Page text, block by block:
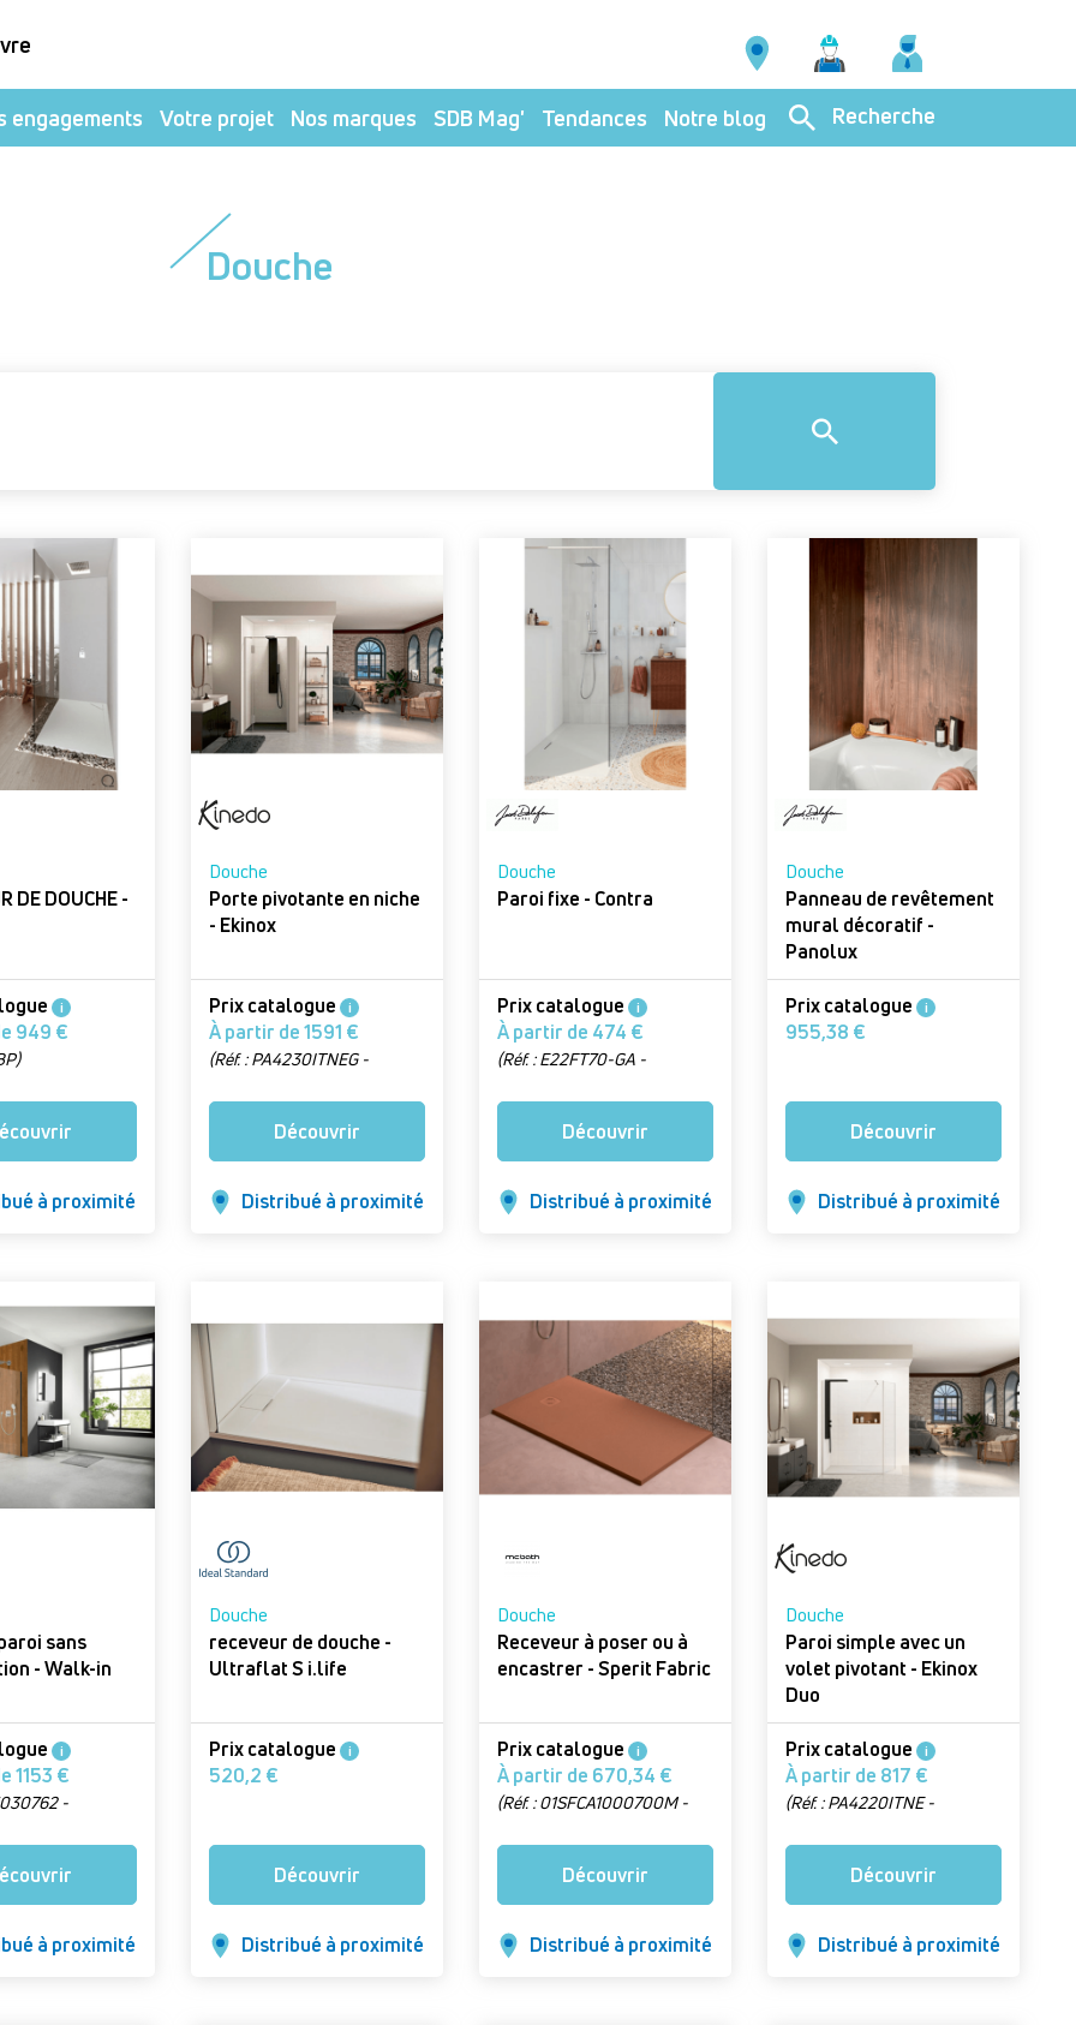
engagements Votre projet Nos marques SDB Mag' Tendances Notre blog Recherche
Douche
DE DOUCHE -
i
À partir de 949 €
à proximité
Douche
Porte pivotante en niche
- Ekinox
Prix catalogue i
À partir de 1591 €
(Réf. : PA4230ITNEG -
charnières à gauche)
Découvrir
Distribué à proximité
Douche
Paroi fixe - Contra
Prix catalogue i
À partir de 474 €
(Réf. : E22FT70-GA -
70 cm, chrome)
Découvrir
Distribué à proximité
Douche
Panneau de revêtement
mural décoratif -
Panolux
Prix catalogue i
955,38 €
Découvrir
Distribué à proximité
sans
in
i
À partir de 1153 €
-
à proximité
Douche
receveur de douche -
Ultraflat S i.life
Prix catalogue i
520,2 €
Découvrir
Distribué à proximité
Douche
Receveur à poser ou à
encastrer - Sperit Fabric
Prix catalogue i
À partir de 670,34 €
(Réf. : 01SFCA1000700M -
Découvrir
Distribué à proximité
Douche
Paroi simple avec un
volet pivotant - Ekinox
Duo
Prix catalogue i
À partir de 817 €
(Réf. : PA4220ITNE -
profilé inox brossé)
Découvrir
Distribué à proximité